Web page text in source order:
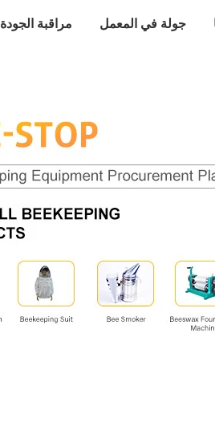
جولة في المعمل مراقبة الجودة